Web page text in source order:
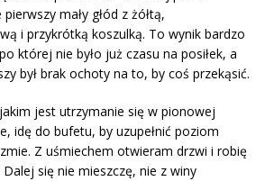
mały głód z żółtą,
i przykrótką koszulką. To wynik bardzo
której nie było już czasu na posiłek, a
był brak ochoty na to, by coś przekąsić.
jest utrzymanie się w pionowej
idę do bufetu, by uzupełnić poziom
Z uśmiechem otwieram drzwi i robię
Dalej się nie mieszczę, nie z winy